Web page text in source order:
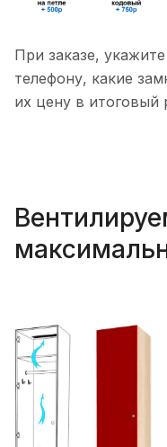
При заказе,
телефону, какие
их цену в итоговый